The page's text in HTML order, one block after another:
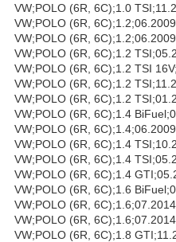
VW;POLO (6R, 6C);1.0
VW;POLO (6R,
VW;POLO (6R,
VW;POLO (6R, 6C);1.2
VW;POLO (6R, 6C);1.2 TSI
VW;POLO (6R, 6C);1.2
VW;POLO (6R, 6C);1.2
VW;POLO (6R, 6C);1.4
VW;POLO (6R,
VW;POLO (6R, 6C);1.4
VW;POLO (6R, 6C);1.4
VW;POLO (6R, 6C);1.4
VW;POLO (6R, 6C);1.6
VW;POLO (6R,
VW;POLO (6R,
VW;POLO (6R, 6C);1.8